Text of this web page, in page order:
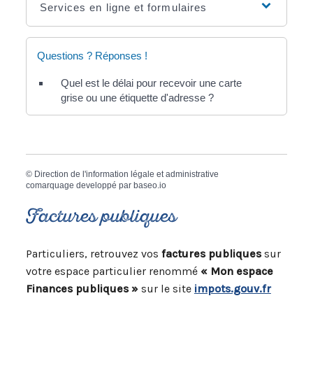
Services en ligne et formulaires
Questions ? Réponses !
Quel est le délai pour recevoir une carte
grise ou une étiquette d'adresse ?
© Direction de l'information légale et administrative
comarquage developpé par baseo.io
Factures publiques
Particuliers, retrouvez vos factures publiquessur
votre espace particulier renommé « Mon espace
Finances publiques »sur le site impots.gouv.fr